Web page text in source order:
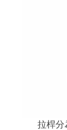
拉桿分